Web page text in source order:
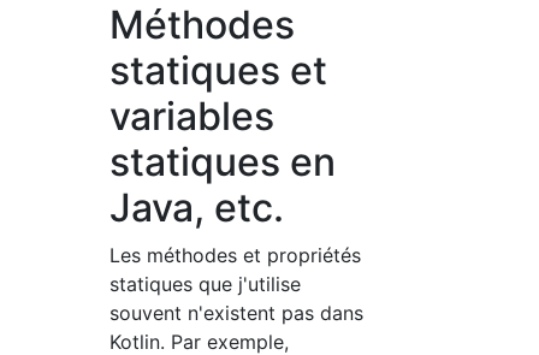
Méthodes
statiques et
variables
statiques en
Java, etc.
Les méthodes et propriétés
statiques que j'utilise
souvent n'existent pas dans
Kotlin. Par exemple,